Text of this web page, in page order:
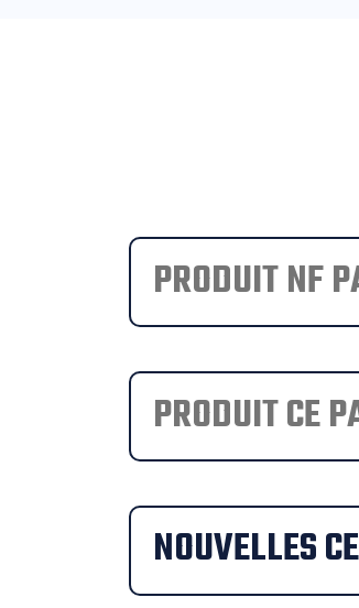
NOUVELLES